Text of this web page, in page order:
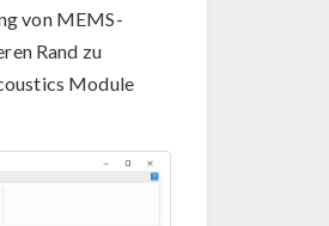
von MEMS-
Rand zu
Module